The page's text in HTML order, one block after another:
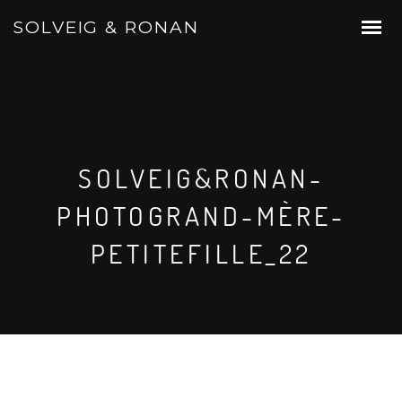
SOLVEIG & RONAN
SOLVEIG&RONAN-
PHOTOGRAND-MÈRE-
PETITEFILLE_22